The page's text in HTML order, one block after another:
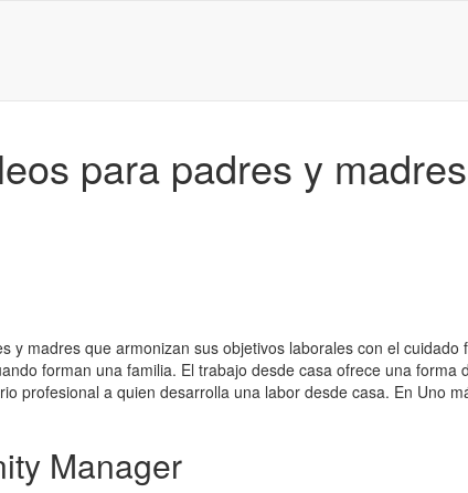
para padres y madres
y madres que armonizan sus objetivos laborales con el cuidado
forman una familia. El trabajo desde casa ofrece una
profesional a quien desarrolla una labor desde casa. En Uno
Manager